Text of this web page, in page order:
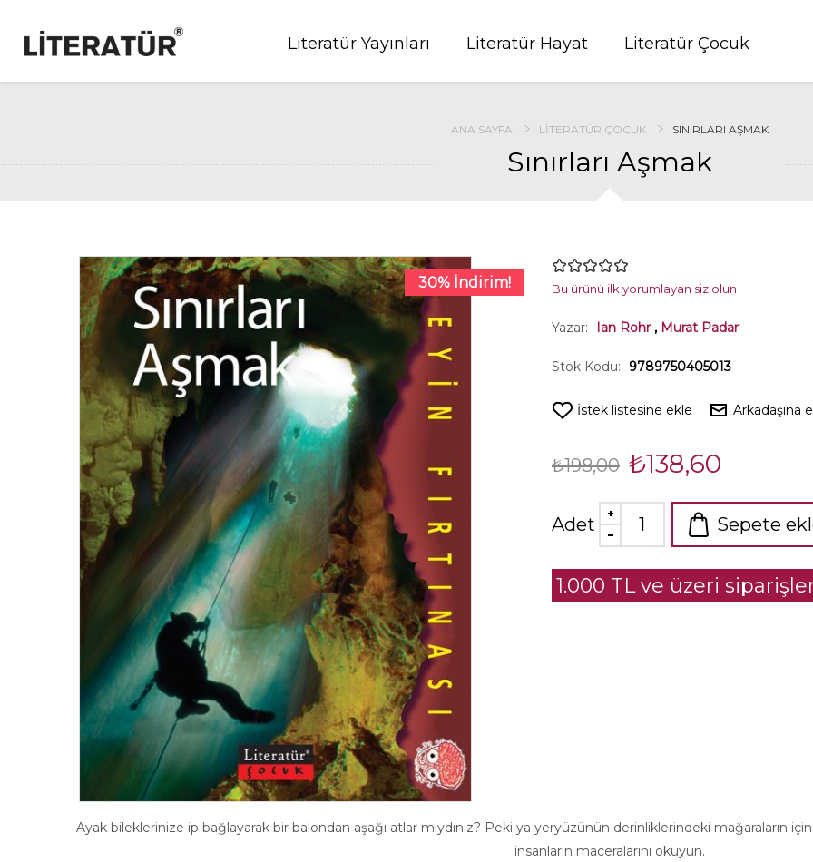
Literatür Yayınları Literatür Hayat Literatür Çocuk
ANA SAYFA LITERATÜR ÇOCUK SINIRLARI AŞMAK
Sınırları Aşmak
30% İndirim! Bu ürünü ilk yorumlayan siz olun
Yazar: Ian Rohr , Murat Padar
Stok Kodu: 9789750405013
İstek listesine ekle Arkadaşına
₺198,00 ₺138,60
Adet Sepete
1.000 TL ve üzeri
Ayak bileklerinize ip bağlayarak bir balondan aşağı atlar mıydınız? Peki ya yeryüzünün derinliklerindeki mağaraların
insanların maceralarını okuyun.